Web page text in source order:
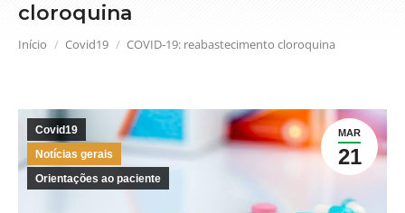
cloroquina
Você está aqui:
Início Covid19 COVID-19: reabastecimento cloroquina
MAR
21
Covid19
Notícias gerais
Orientações ao paciente